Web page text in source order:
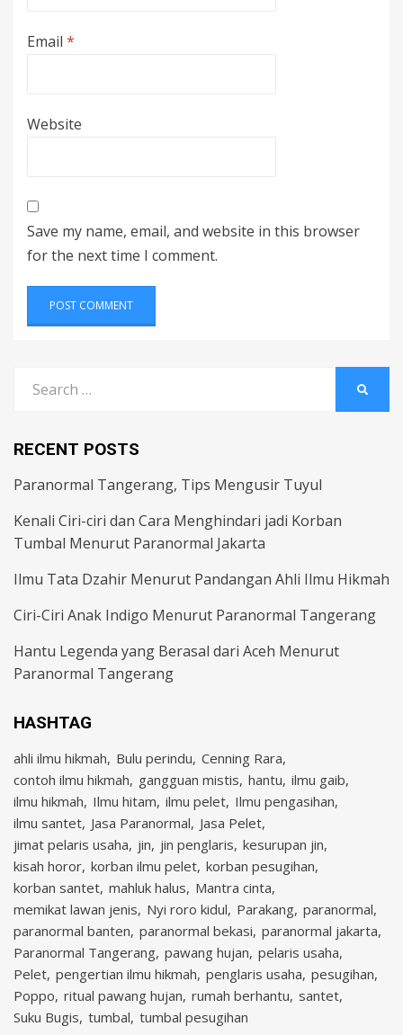
Email *
Website
Save my name, email, and website in this browser
for the next time I comment.
for:
RECENT POSTS
Paranormal Tangerang, Tips Mengusir Tuyul
Kenali Ciri-ciri dan Cara Menghindari jadi Korban
Tumbal Menurut Paranormal Jakarta
Ilmu Tata Dzahir Menurut Pandangan Ahli Ilmu Hikmah
Ciri-Ciri Anak Indigo Menurut Paranormal Tangerang
Hantu Legenda yang Berasal dari Aceh Menurut
Paranormal Tangerang
HASHTAG
ahli ilmu hikmah Bulu perindu Cenning Rara
contoh ilmu hikmah gangguan mistis hantu ilmu gaib
ilmu hikmah Ilmu hitam ilmu pelet Ilmu pengasihan
ilmu santet Jasa Paranormal Jasa Pelet
jimat pelaris usaha jin jin penglaris kesurupan jin
kisah horor korban ilmu pelet korban pesugihan
korban santet mahluk halus Mantra cinta
memikat lawan jenis Nyi roro kidul Parakang paranormal
paranormal banten paranormal bekasi paranormal jakarta
Paranormal Tangerang pawang hujan pelaris usaha
Pelet pengertian ilmu hikmah penglaris usaha pesugihan
Poppo ritual pawang hujan rumah berhantu santet
Suku Bugis tumbal tumbal pesugihan